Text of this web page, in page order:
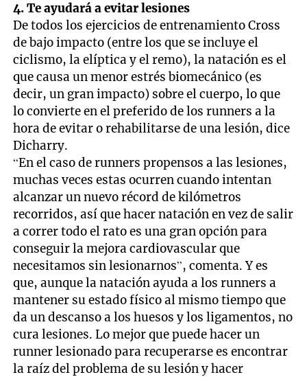
4. Te ayudará a evitar lesiones
De todos los ejercicios de entrenamiento Cross
de bajo impacto (entre los que se incluye el
ciclismo, la elíptica y el remo), la natación es el
que causa un menor estrés biomecánico (es
decir, un gran impacto) sobre el cuerpo, lo que
lo convierte en el preferido de los runners a la
hora de evitar o rehabilitarse de una lesión, dice
Dicharry.
“En el caso de runners propensos a las lesiones,
muchas veces estas ocurren cuando intentan
alcanzar un nuevo récord de kilómetros
recorridos, así que hacer natación en vez de salir
a correr todo el rato es una gran opción para
conseguir la mejora cardiovascular que
necesitamos sin lesionarnos”, comenta. Y es
que, aunque la natación ayuda a los runners a
mantener su estado físico al mismo tiempo que
da un descanso a los huesos y los ligamentos, no
cura lesiones. Lo mejor que puede hacer un
runner lesionado para recuperarse es encontrar
la raíz del problema de su lesión y hacer